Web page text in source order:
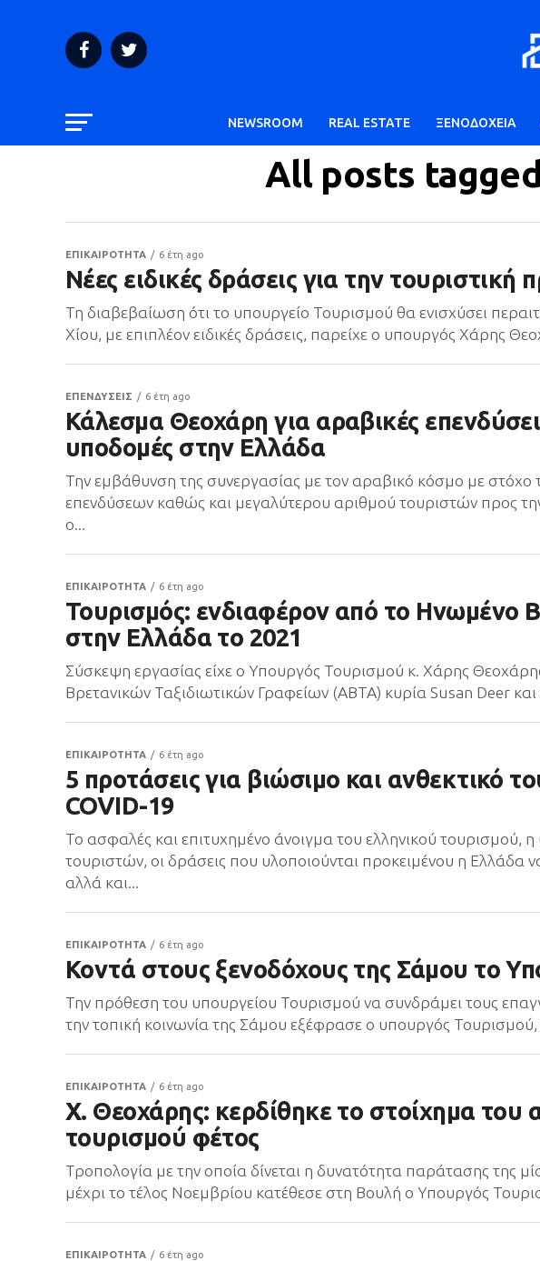
NEWSROOM REAL ESTATE ΞΕΝΟΔΟΧΕΙΑ
All posts
ΕΠΙΚΑΙΡΟΤΗΤΑ 6 έτη ago
Νέες ειδικές δράσεις για την τουριστική
Τη διαβεβαίωση ότι το υπουργείο Τουρισμού θα ενισχύσει
Χίου, με επιπλέον ειδικές δράσεις, παρείχε ο υπουργός Χάρης
ΕΠΕΝΔΥΣΕΙΣ 6 έτη ago
Κάλεσμα Θεοχάρη για αραβικές
υποδομές στην Ελλάδα
Την εμβάθυνση της συνεργασίας με τον αραβικό κόσμο με στόχο
επενδύσεων καθώς και μεγαλύτερου αριθμού τουριστών προς
ο...
ΕΠΙΚΑΙΡΟΤΗΤΑ 6 έτη ago
Τουρισμός: ενδιαφέρον από το Ηνωμένο
στην Ελλάδα το 2021
Σύσκεψη εργασίας είχε ο Υπουργός Τουρισμού κ. Χάρης
Βρετανικών Ταξιδιωτικών Γραφείων (ΑΒΤΑ) κυρία Susan Deer
ΕΠΙΚΑΙΡΟΤΗΤΑ 6 έτη ago
5 προτάσεις για βιώσιμο και ανθεκτικό
COVID-19
Το ασφαλές και επιτυχημένο άνοιγμα του ελληνικού τουρισμού,
τουριστών, οι δράσεις που υλοποιούνται προκειμένου η Ελλάδα
αλλά και...
ΕΠΙΚΑΙΡΟΤΗΤΑ 6 έτη ago
Κοντά στους ξενοδόχους της Σάμου το
Την πρόθεση του υπουργείου Τουρισμού να συνδράμει τους
την τοπική κοινωνία της Σάμου εξέφρασε ο υπουργός
ΕΠΙΚΑΙΡΟΤΗΤΑ 6 έτη ago
Χ. Θεοχάρης: κερδίθηκε το στοίχημα του
τουρισμού φέτος
Τροπολογία με την οποία δίνεται η δυνατότητα παράτασης της
μέχρι το τέλος Νοεμβρίου κατέθεσε στη Βουλή ο Υπουργός
ΕΠΙΚΑΙΡΟΤΗΤΑ 6 έτη ago